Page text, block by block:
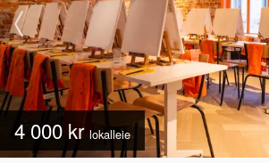
4 000 kr lokalleie